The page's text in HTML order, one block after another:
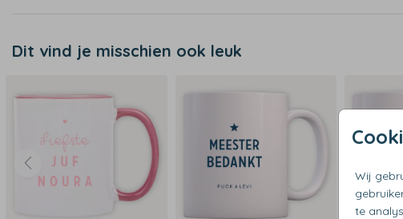
Wij
te
Dit vind je misschien ook leuk